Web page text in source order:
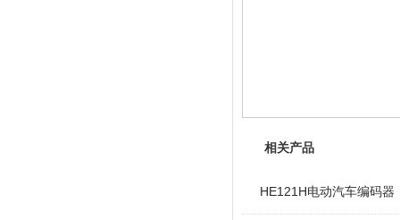
相关产品
HE121H电动汽车编码器